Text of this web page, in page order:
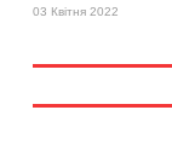
03 Квітня 2022